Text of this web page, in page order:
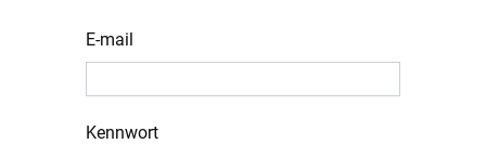
E-mail
Kennwort